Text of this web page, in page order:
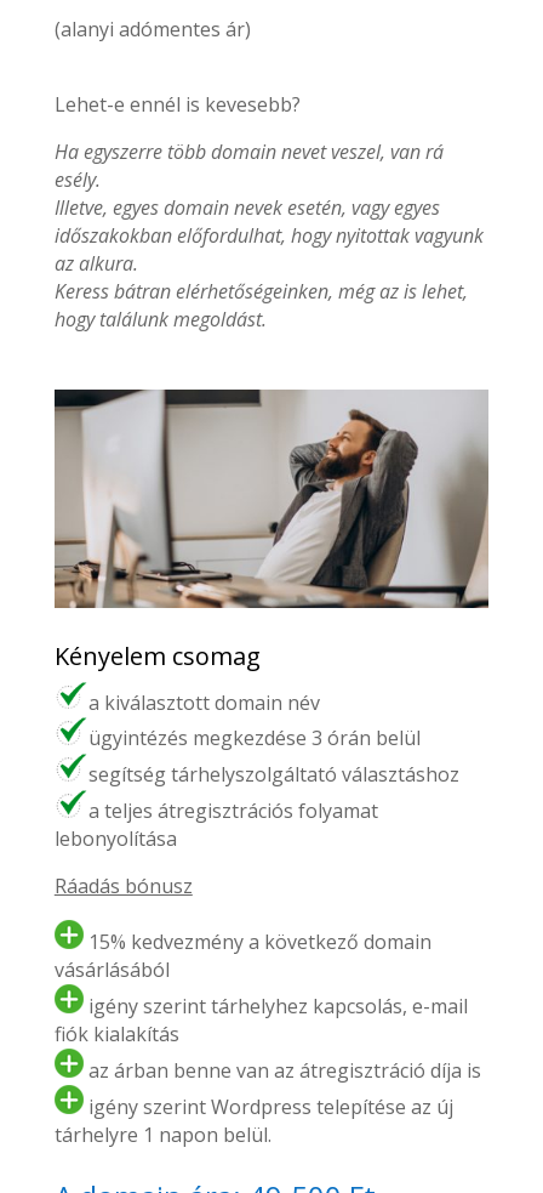
(alanyi adómentes ár)
Lehet-e ennél is kevesebb?
Ha egyszerre több domain nevet veszel, van rá
esély.
Illetve, egyes domain nevek esetén, vagy egyes
időszakokban előfordulhat, hogy nyitottak vagyunk
az alkura.
Keress bátran elérhetőségeinken, még az is lehet,
hogy találunk megoldást.
Kényelem csomag
a kiválasztott domain név
ügyintézés megkezdése 3 órán belül
segítség tárhelyszolgáltató választáshoz
a teljes átregisztrációs folyamat
lebonyolítása
Ráadás bónusz
15% kedvezmény a következő domain
vásárlásából
igény szerint tárhelyhez kapcsolás, e-mail
fiók kialakítás
az árban benne van az átregisztráció díja is
igény szerint Wordpress telepítése az új
tárhelyre 1 napon belül.